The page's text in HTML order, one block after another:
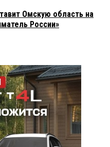
Омскую область на
России»